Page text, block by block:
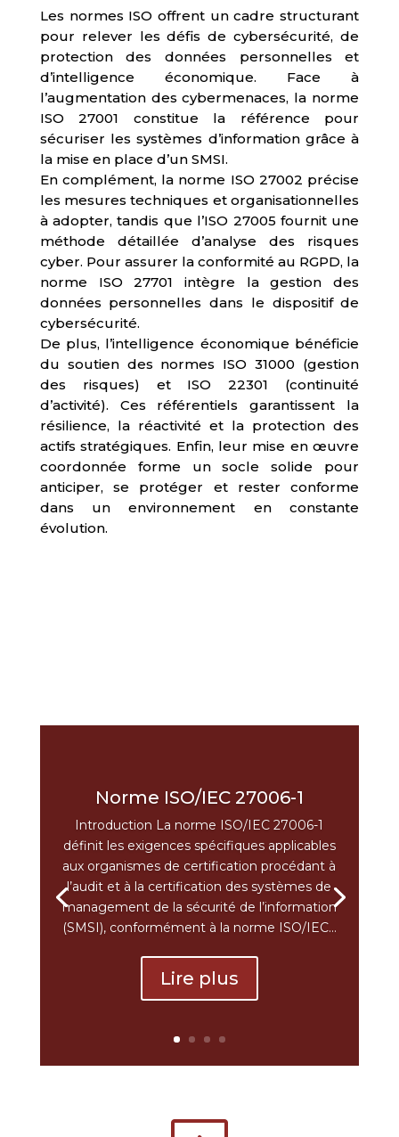
Les normes ISO offrent un cadre structurant
pour relever les défis de cybersécurité, de
protection des données personnelles et
d’intelligence économique. Face à
l’augmentation des cybermenaces, la norme
ISO 27001 constitue la référence pour
sécuriser les systèmes d’information grâce à
la mise en place d’un SMSI.
En complément, la norme ISO 27002 précise
les mesures techniques et organisationnelles
à adopter, tandis que l’ISO 27005 fournit une
méthode détaillée d’analyse des risques
cyber. Pour assurer la conformité au RGPD, la
norme ISO 27701 intègre la gestion des
données personnelles dans le dispositif de
cybersécurité.
De plus, l’intelligence économique bénéficie
du soutien des normes ISO 31000 (gestion
des risques) et ISO 22301 (continuité
d’activité). Ces référentiels garantissent la
résilience, la réactivité et la protection des
actifs stratégiques. Enfin, leur mise en œuvre
coordonnée forme un socle solide pour
anticiper, se protéger et rester conforme
dans un environnement en constante
évolution.
Norme ISO/IEC 27006-1
Introduction La norme ISO/IEC 27006-1
définit les exigences spécifiques applicables
aux organismes de certification procédant à
l’audit et à la certification des systèmes de
management de la sécurité de l’information
(SMSI), conformément à la norme ISO/IEC...
Lire plus